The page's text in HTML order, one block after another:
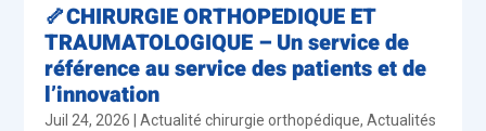
🦴CHIRURGIE ORTHOPEDIQUE ET
TRAUMATOLOGIQUE – Un service de
référence au service des patients et de
l’innovation
Juil 24, 2026 |Actualité chirurgie orthopédique,Actualités